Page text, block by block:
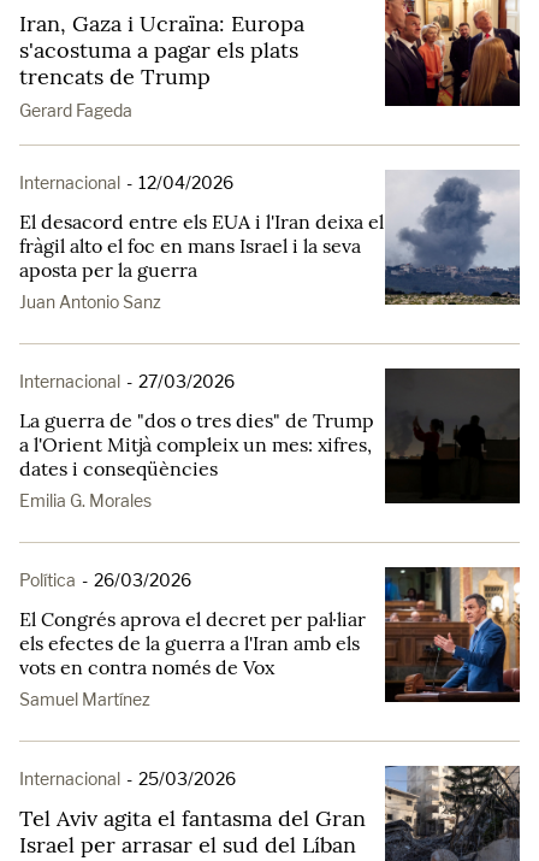
Iran, Gaza i Ucraïna: Europa
s'acostuma a pagar els plats
trencats de Trump
Gerard Fageda
Internacional - 12/04/2026
El desacord entre els EUA i l'Iran deixa el
fràgil alto el foc en mans Israel i la seva
aposta per la guerra
Juan Antonio Sanz
Internacional - 27/03/2026
La guerra de "dos o tres dies" de Trump
a l'Orient Mitjà compleix un mes: xifres,
dates i conseqüències
Emilia G. Morales
Política - 26/03/2026
El Congrés aprova el decret per pal·liar
els efectes de la guerra a l'Iran amb els
vots en contra només de Vox
Samuel Martínez
Internacional - 25/03/2026
Tel Aviv agita el fantasma del Gran
Israel per arrasar el sud del Líban